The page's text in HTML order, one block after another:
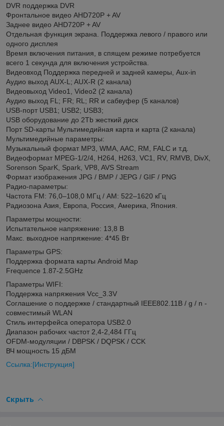
DVR поддержка DVR
Фронтальное видео AHD720P + AV
Заднее видео AHD720P + AV
Отдельная функция экрана. Поддержка левого / правого или
одного дисплея
Время включения питания, в спящем режиме потребуется
всего 1 секунда для включения устройства.
Видеовход Поддержка передней и задней камеры, Aux-in
Аудио выход AUX-L; AUX-R (2 канала)
Видеовыход Video1, Video2 (2 канала)
Аудио выход FL; FR; RL; RR и сабвуфер (5 каналов)
USB-порт USB1; USB2; USB3;
USB оборудование до 2Tb жесткий диск
Порт SD-карты Мультимедийная карта и карта (2 канала)
Мультимедийные параметры:
Музыкальный формат MP3, WMA, AAC, RM, FALC и т.д.
Видеоформат MPEG-1/2/4, H264, H263, VC1, RV, RMVB, DivX,
Sorenson SparK, Spark, VP8, AVS Stream
Формат изображения JPG / BMP / JEPG / GIF / PNG
Радио-параметры:
Частота FM: 76,0–108,0 МГц / AM: 522–1620 кГц
Радиозона Азия, Европа, Россия, Америка, Япония.
Параметры мощности:
Испытательное напряжение: 13,8 В
Макс. выходное напряжение: 4*45 Вт
Параметры GPS:
Поддержка формата карты Android Map
Frequence 1.87-2.5GHz
Параметры WIFI:
Поддержка напряжения Vcc_3.3V
Соглашение о поддержке / стандартный IEEE802.11B / g / n -
совместимый WLAN
Стиль интерфейса оператора USB2.0
Диапазон рабочих частот 2,4-2,484 ГГц
OFDM-модуляции / DBPSK / DQPSK / CCK
ВЧ мощность 15 дБМ
Ссылка:[Инструкция]
Скрыть